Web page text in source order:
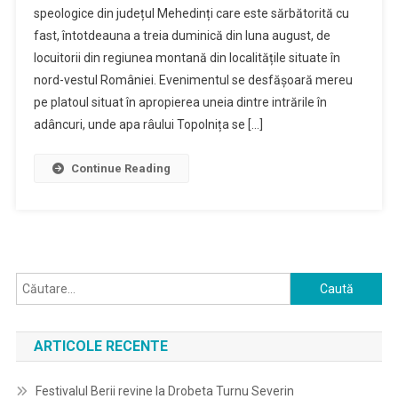
speologice din județul Mehedinți care este sărbătorită cu
fast, întotdeauna a treia duminică din luna august, de
locuitorii din regiunea montană din localitățile situate în
nord-vestul României. Evenimentul se desfășoară mereu
pe platoul situat în apropierea uneia dintre intrările în
adâncuri, unde apa râului Topolnița se […]
Continue Reading
Caută
după:
ARTICOLE RECENTE
Festivalul Berii revine la Drobeta Turnu Severin